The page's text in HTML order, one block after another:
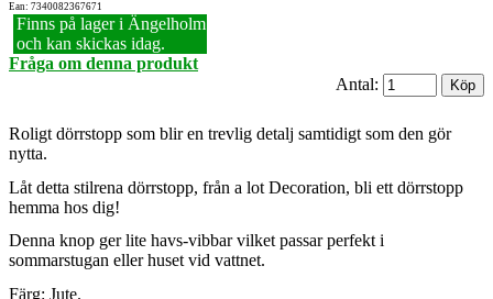
Ean: 7340082367671
Finns på lager i Ängelholm
och kan skickas idag.
Fråga om denna produkt
Antal:
Roligt dörrstopp som blir en trevlig detalj samtidigt som den gör
nytta.
Låt detta stilrena dörrstopp, från a lot Decoration, bli ett dörrstopp
hemma hos dig!
Denna knop ger lite havs-vibbar vilket passar perfekt i
sommarstugan eller huset vid vattnet.
Färg: Jute.